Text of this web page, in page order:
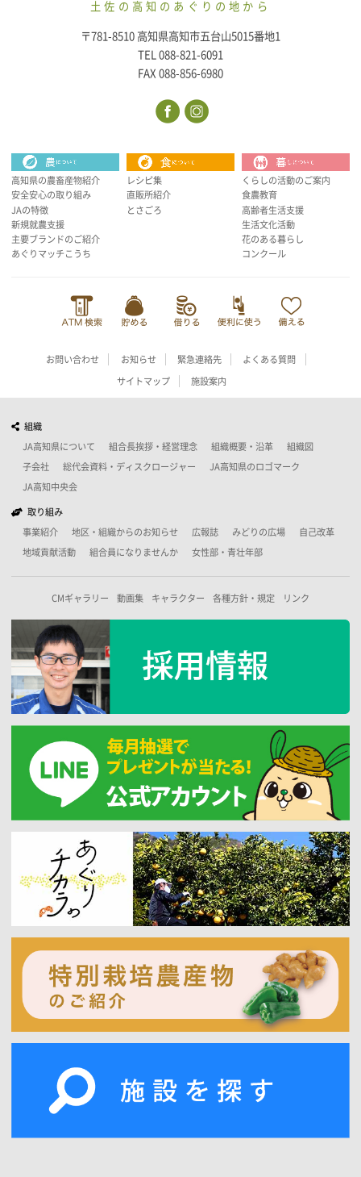
土佐の高知のあぐりの地から
〒781-8510 高知県高知市五台山5015番地1
TEL 088-821-6091
FAX 088-856-6980
高知県の農畜産物紹介
安全安心の取り組み
JAの特徴
新規就農支援
主要ブランドのご紹介
あぐりマッチこうち
レシピ集
直販所紹介
とさごろ
くらしの活動のご案内
食農教育
高齢者生活支援
生活文化活動
花のある暮らし
コンクール
お問い合わせ お知らせ 緊急連絡先 よくある質問
サイトマップ 施設案内
組織
JA高知県について 組合長挨拶・経営理念 組織概要・沿革 組織図
子会社 総代会資料・ディスクロージャー JA高知県のロゴマーク
JA高知中央会
取り組み
事業紹介 地区・組織からのお知らせ 広報誌 みどりの広場 自己改革
地域貢献活動 組合員になりませんか 女性部・青壮年部
CMギャラリー 動画集 キャラクター 各種方針・規定 リンク